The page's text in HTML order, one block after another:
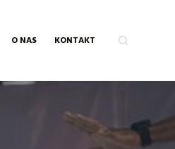
O NAS KONTAKT